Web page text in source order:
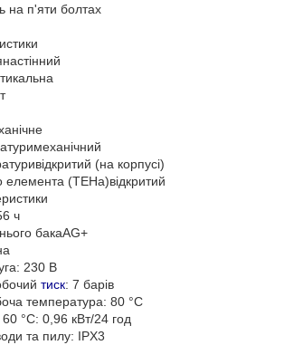
на п'яти болтах
(на корпусі)
елемента (ТЕНа)відкритий
ч
бакаAG+
230 В
тиск: 7 барів
температура: 80 °C
60 °C: 0,96 кВт/24 год
та пилу: IPX3